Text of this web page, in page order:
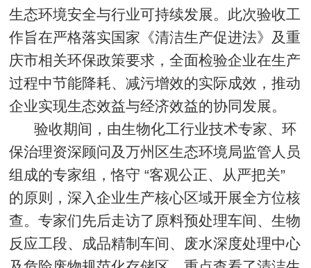
生态环境安全与行业可持续发展。此次验收工
作旨在严格落实国家《清洁生产促进法》及重
庆市相关环保政策要求，全面检验企业在生产
过程中节能降耗、减污增效的实际成效，推动
企业实现生态效益与经济效益的协同发展。
验收期间，由生物化工行业技术专家、环
保治理资深顾问及万州区生态环境局监管人员
组成的专家组，恪守 “客观公正、从严把关”
的原则，深入企业生产核心区域开展全方位核
查。专家们先后走访了原料预处理车间、生物
反应工段、成品精制车间、废水深度处理中心